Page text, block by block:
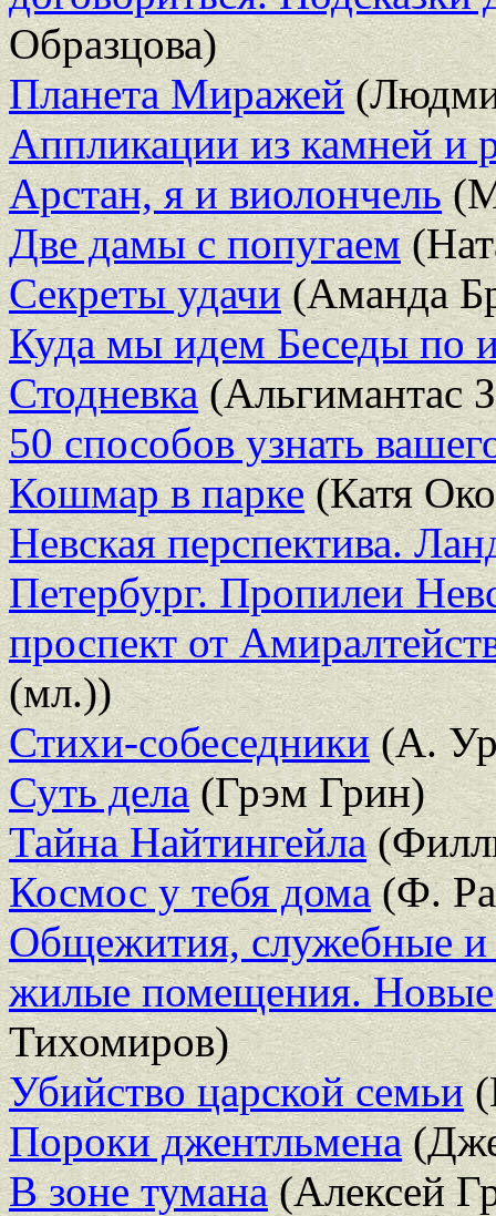
Образцова)
Планета Миражей
Аппликации из камней и
Арстан, я и виолончель
Две дамы с попугаем
Секреты удачи(Аманда
Куда мы идем Беседы по
Стодневка(Альгимантас
50 способов узнать
Кошмар в парке(Катя
Невская перспектива.
Петербург. Пропилеи
проспект от
(мл.))
Стихи-собеседники(А.
Суть дела(Грэм Грин)
Тайна Найтингейла
Космос у тебя дома(Ф.
Общежития, служебные и
жилые помещения. Новые
Тихомиров)
Убийство царской семьи
Пороки джентльмена
В зоне тумана(Алексей